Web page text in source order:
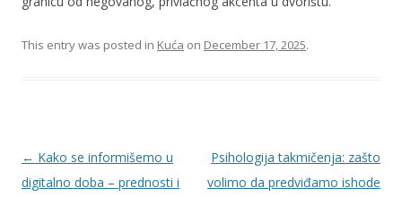
This entry was posted in Kuća on December 17, 2025.
Post
navigation
← Kako se informišemo u
digitalno doba – prednosti i
Psihologija takmičenja: zašto
volimo da predviđamo ishode